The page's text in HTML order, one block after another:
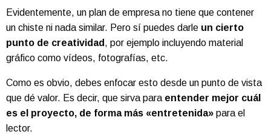
Evidentemente, un plan de empresa no tiene que contener
un chiste ni nada similar. Pero sí puedes darle un cierto
punto de creatividad , por ejemplo incluyendo material
gráfico como vídeos, fotografías, etc.
Como es obvio, debes enfocar esto desde un punto de vista
que dé valor. Es decir, que sirva para entender mejor cuál
es el proyecto, de forma más «entretenida» para el
lector.